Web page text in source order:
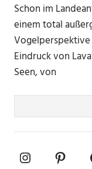
Schon im
einem total
Eindruck von
Seen, von
Instagram